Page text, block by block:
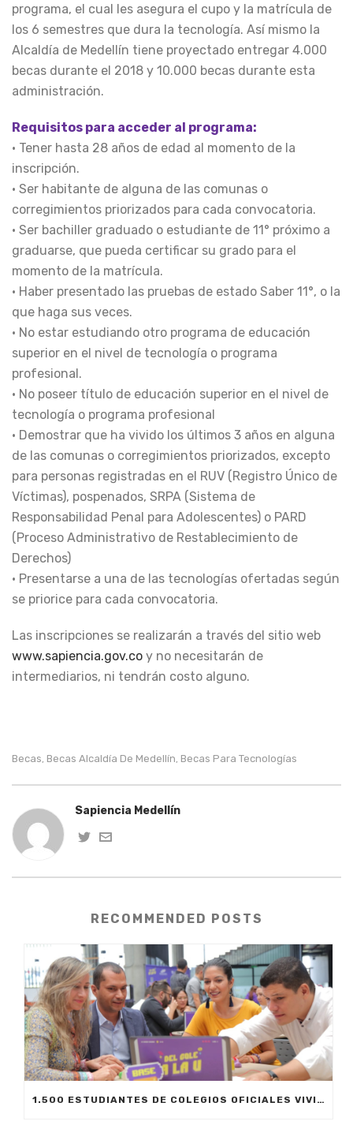
programa, el cual les asegura el cupo y la matrícula de
los 6 semestres que dura la tecnología. Así mismo la
Alcaldía de Medellín tiene proyectado entregar 4.000
becas durante el 2018 y 10.000 becas durante esta
administración.
Requisitos para acceder al programa:
• Tener hasta 28 años de edad al momento de la
inscripción.
• Ser habitante de alguna de las comunas o
corregimientos priorizados para cada convocatoria.
• Ser bachiller graduado o estudiante de 11° próximo a
graduarse, que pueda certificar su grado para el
momento de la matrícula.
• Haber presentado las pruebas de estado Saber 11°, o la
que haga sus veces.
• No estar estudiando otro programa de educación
superior en el nivel de tecnología o programa
profesional.
• No poseer título de educación superior en el nivel de
tecnología o programa profesional
• Demostrar que ha vivido los últimos 3 años en alguna
de las comunas o corregimientos priorizados, excepto
para personas registradas en el RUV (Registro Único de
Víctimas), pospenados, SRPA (Sistema de
Responsabilidad Penal para Adolescentes) o PARD
(Proceso Administrativo de Restablecimiento de
Derechos)
• Presentarse a una de las tecnologías ofertadas según
se priorice para cada convocatoria.
Las inscripciones se realizarán a través del sitio web
www.sapiencia.gov.co y no necesitarán de
intermediarios, ni tendrán costo alguno.
Becas Becas Alcaldía De Medellín Becas Para Tecnologías
Sapiencia Medellín
RECOMMENDED POSTS
1.500 ESTUDIANTES DE COLEGIOS OFICIALES VIVIRÁN SU PRIMERA EXPERIENCIA UNIVERSITARIA